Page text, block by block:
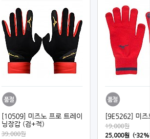
[10509] 미즈노 프로 트레이
닝장갑 (검+적)
39,000원
[9E5262] 미즈
19,000원
25,000원 (-32%